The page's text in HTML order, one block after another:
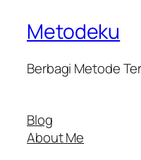
Metodeku
Berbagi Metode
Blog
About Me